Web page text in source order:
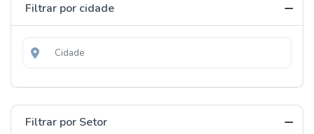
Filtrar por cidade
Filtrar por Setor